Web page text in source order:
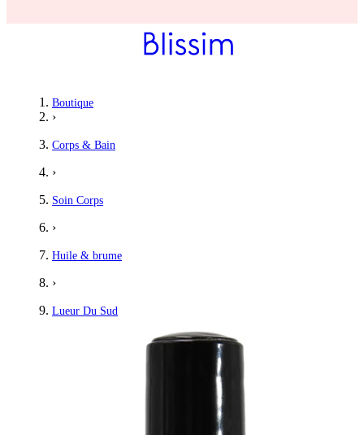
Boutique
›
Corps & Bain
›
Soin Corps
›
Huile & brume
›
Lueur Du Sud